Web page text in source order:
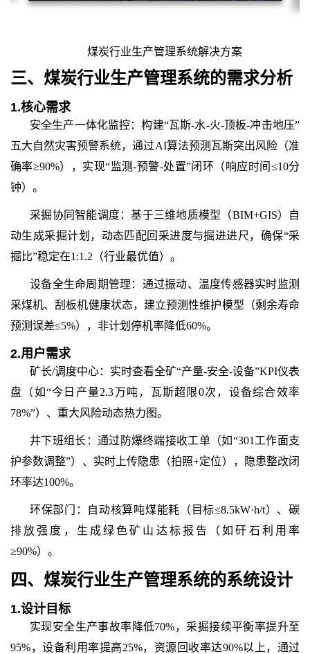
煤炭行业生产管理系统解决方案
三、 煤炭行业生产管理系统的需求分析
1.核心需求
安全生产一体化监控：构建“瓦斯-水-火-顶板-冲击地压”
五大自然灾害预警系统，通过AI算法预测瓦斯突出风险（准
确率≥90%），实现“监测-预警-处置”闭环（响应时间≤10分
钟）。
采掘协同智能调度：基于三维地质模型（BIM+GIS）自
动生成采掘计划，动态匹配回采进度与掘进进尺，确保“采
掘比”稳定在1:1.2（行业最优值）。
设备全生命周期管理：通过振动、温度传感器实时监测
采煤机、刮板机健康状态，建立预测性维护模型（剩余寿命
预测误差≤5%），非计划停机率降低60%。
2.用户需求
矿长/调度中心：实时查看全矿“产量-安全-设备”KPI仪表
盘（如“今日产量2.3万吨，瓦斯超限0次，设备综合效率
78%”）、重大风险动态热力图。
井下班组长：通过防爆终端接收工单（如“301工作面支
护参数调整”）、实时上传隐患（拍照+定位），隐患整改闭
环率达100%。
环保部门：自动核算吨煤能耗（目标≤8.5kW·h/t）、碳
排放强度，生成绿色矿山达标报告（如矸石利用率
≥90%）。
四、 煤炭行业生产管理系统的系统设计
1.设计目标
实现安全生产事故率降低70%，采掘接续平衡率提升至
95%，设备利用率提高25%，资源回收率达90%以上，通过